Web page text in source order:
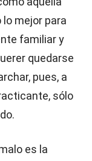
mejor para
familiar y
quedarse
pues, a
sólo
es la